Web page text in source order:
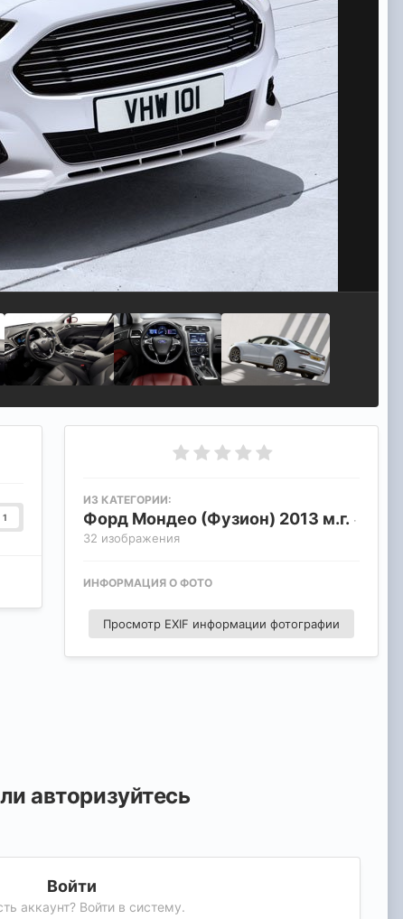
1
ИЗ КАТЕГОРИИ:
Форд Мондео (Фузион) 2013 м.г. ·
32 изображения
ИНФОРМАЦИЯ О ФОТО
Просмотр EXIF информации фотографии
авторизуйтесь
Войти
аккаунт? Войти в систему.